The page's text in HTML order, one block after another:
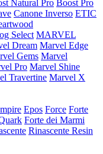
Natural Pro Boost Pro
Canone Inverso ETIC
Select MARVEL
Dream Marvel Edge
Gems Marvel
Pro Marvel Shine
Travertine Marvel X
Epos Force Forte
Forte dei Marmi
Rinascente Resin